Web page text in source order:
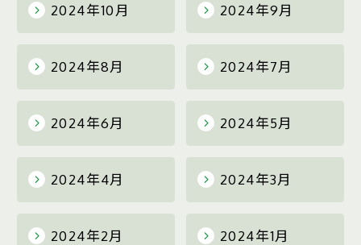
2024年10月 2024年9月
2024年8月 2024年7月
2024年6月 2024年5月
2024年4月 2024年3月
2024年2月 2024年1月